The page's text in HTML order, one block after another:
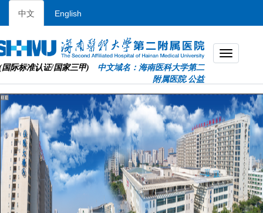
中文 English
国际标准认证/国家三甲) 中文域名：海南医科大学第二
附属医院.公益